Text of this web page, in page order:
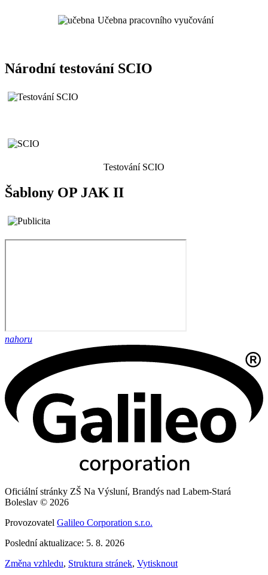
Učebna pracovního vyučování
Národní testování SCIO
Testování SCIO
Šablony OP JAK II
nahoru
Oficiální stránky ZŠ Na Výsluní, Brandýs nad Labem-Stará
Boleslav © 2026
Provozovatel Galileo Corporation s.r.o.
Poslední aktualizace: 5. 8. 2026
Změna vzhledu, Struktura stránek, Vytisknout